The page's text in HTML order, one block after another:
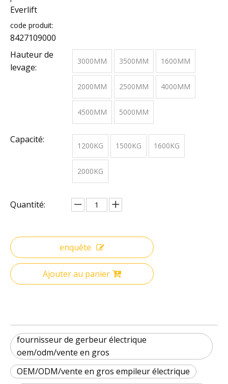
Everlift
code produit:
8427109000
Hauteur de
levage:
3000MM 3500MM 1600MM
2000MM 2500MM 4000MM
4500MM 5000MM
Capacité:
1200KG 1500KG 1600KG
2000KG
Quantité:
enquête
Ajouter au panier
fournisseur de gerbeur électrique
oem/odm/vente en gros
OEM/ODM/vente en gros empileur électrique